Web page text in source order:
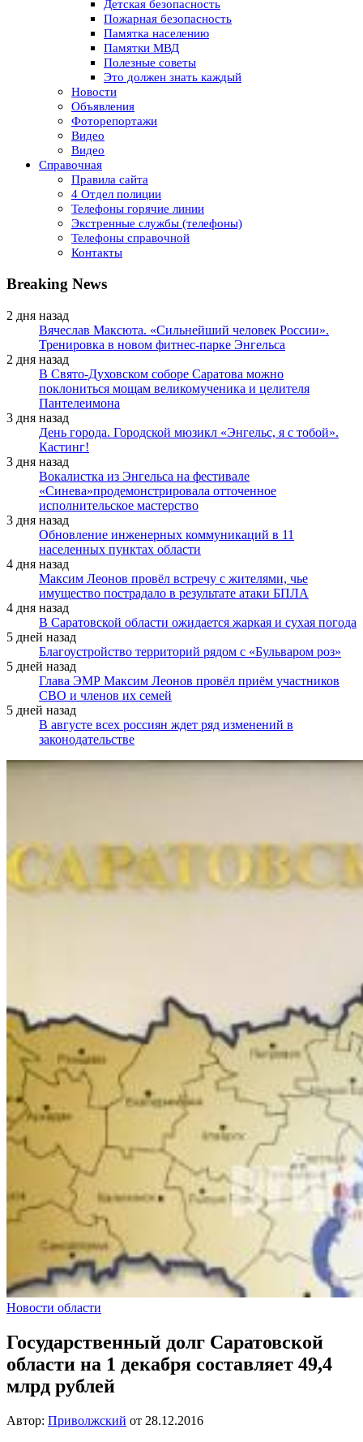
Детская безопасность
Пожарная безопасность
Памятка населению
Памятки МВД
Полезные советы
Это должен знать каждый
Новости
Объявления
Фоторепортажи
Видео
Видео
Справочная
Правила сайта
4 Отдел полиции
Телефоны горячие линии
Экстренные службы (телефоны)
Телефоны справочной
Контакты
Breaking News
2 дня назад
Вячеслав Максюта. «Сильнейший человек России».
Тренировка в новом фитнес-парке Энгельса
2 дня назад
В Свято-Духовском соборе Саратова можно
поклониться мощам великомученика и целителя
Пантелеимона
3 дня назад
День города. Городской мюзикл «Энгельс, я с тобой».
Кастинг!
3 дня назад
Вокалистка из Энгельса на фестивале
«Синева»продемонстрировала отточенное
исполнительское мастерство
3 дня назад
Обновление инженерных коммуникаций в 11
населенных пунктах области
4 дня назад
Максим Леонов провёл встречу с жителями, чье
имущество пострадало в результате атаки БПЛА
4 дня назад
В Саратовской области ожидается жаркая и сухая погода
5 дней назад
Благоустройство территорий рядом с «Бульваром роз»
5 дней назад
Глава ЭМР Максим Леонов провёл приём участников
СВО и членов их семей
5 дней назад
В августе всех россиян ждет ряд изменений в
законодательстве
Новости области
Государственный долг Саратовской
области на 1 декабря составляет 49,4
млрд рублей
Автор: Приволжский от 28.12.2016